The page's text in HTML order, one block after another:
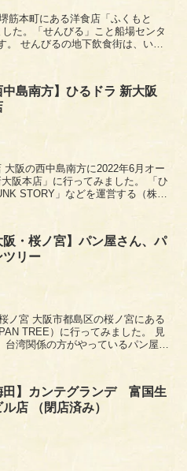
た。「せんびる」こと船場センタ
、いろ
中島南方】ひるドラ 新大阪
本店」に行ってみました。 「ひ
STORY」などを運営する（株）
阪・桜ノ宮】パン屋さん、パ
ツリー
宮にある
TREE）に行ってみました。 見
湾関係の方がやっているパン屋さ
田】カンテグランデ 富国生
店 （閉店済み）